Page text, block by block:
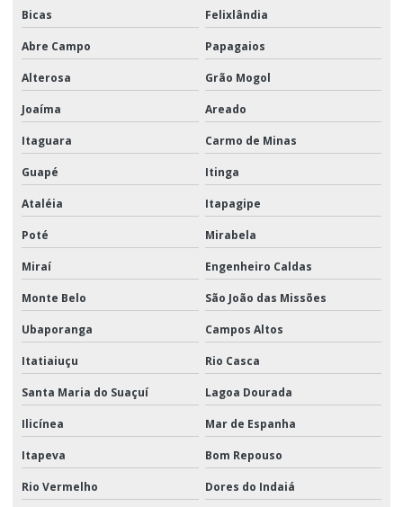
Bicas Felixlândia
Abre Campo Papagaios
Alterosa Grão Mogol
Joaíma Areado
Itaguara Carmo de Minas
Guapé Itinga
Ataléia Itapagipe
Poté Mirabela
Miraí Engenheiro Caldas
Monte Belo São João das Missões
Ubaporanga Campos Altos
Itatiaiuçu Rio Casca
Santa Maria do Suaçuí Lagoa Dourada
Ilicínea Mar de Espanha
Itapeva Bom Repouso
Rio Vermelho Dores do Indaiá